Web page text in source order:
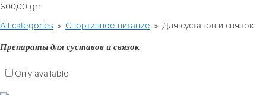
600,00 grn
All categories » Спортивное питание » Для суставов и связок
Препараты для суставов и связок
Only available